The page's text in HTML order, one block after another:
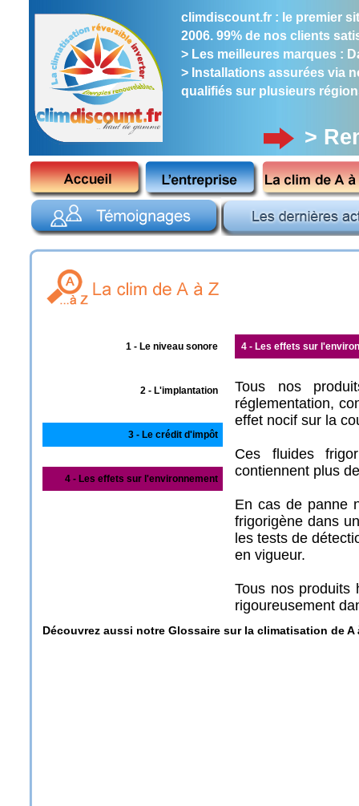
climdiscount.fr : le premier
2006. 99% de nos clients
> Les meilleures marques :
> Installations assurées via
qualifiés sur plusieurs
>
1 - Le niveau sonore
2 - L'implantation
3 - Le crédit d'impôt
4 - Les effets sur l'environnement
4 - Les effets sur
Tous nos
réglementation,
effet nocif sur la
Ces fluides
contiennent plus
En cas de panne
frigorigène dans
les tests de
en vigueur.
Tous nos produits
rigoureusement
Découvrez aussi notre Glossaire sur la climatisation de A